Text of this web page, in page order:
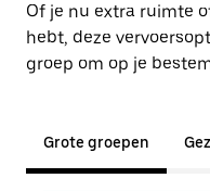
Of je nu extra ruimte
hebt, deze
groep om op je
Grote groepen